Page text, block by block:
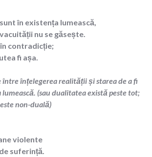
în existența lumească,
nu se găsește.
contradicție;
fi așa.
între înțelegerea realității și starea de a fi
(sau dualitatea există peste tot;
non-duală)
violente
suferință.